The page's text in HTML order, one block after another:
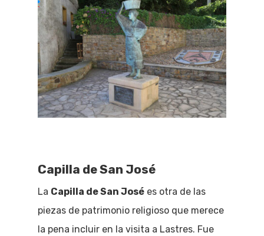
Capilla de San José
La Capilla de San José es otra de las
piezas de patrimonio religioso que merece
la pena incluir en la visita a Lastres. Fue